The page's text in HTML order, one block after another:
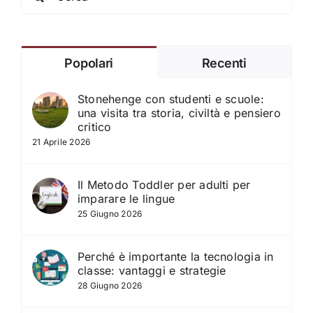
Popolari Recenti
Stonehenge con studenti e scuole:
una visita tra storia, civiltà e pensiero
critico
21 Aprile 2026
Il Metodo Toddler per adulti per
imparare le lingue
25 Giugno 2026
Perché è importante la tecnologia in
classe: vantaggi e strategie
28 Giugno 2026